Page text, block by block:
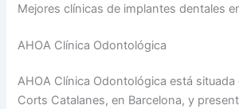
Mejores clínicas de implantes dentales
AHOA Clínica Odontológica
AHOA Clínica Odontológica está situada
Corts Catalanes, en Barcelona, y